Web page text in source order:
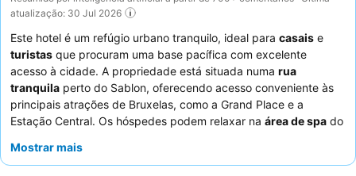
atualização: 30 Jul 2026
Este hotel é um refúgio urbano tranquilo, ideal para casais e
turistas que procuram uma base pacífica com excelente
acesso à cidade. A propriedade está situada numa rua
tranquila perto do Sablon, oferecendo acesso conveniente às
principais atrações de Bruxelas, como a Grand Place e a
Estação Central. Os hóspedes podem relaxar na área de spa do
hidromassagem. A
Mostrar mais